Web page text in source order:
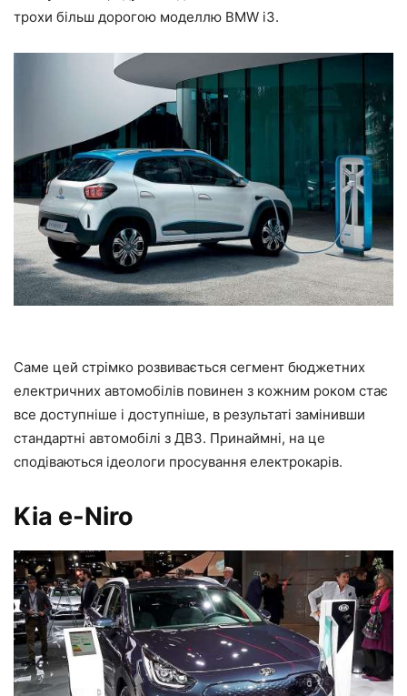
трохи більш дорогою моделлю BMW i3.
Саме цей стрімко розвивається сегмент бюджетних
електричних автомобілів повинен з кожним роком стає
все доступніше і доступніше, в результаті замінивши
стандартні автомобілі з ДВЗ. Принаймні, на це
сподіваються ідеологи просування електрокарів.
Kia e-Niro